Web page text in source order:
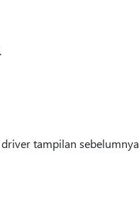
tampilan sebelumnya